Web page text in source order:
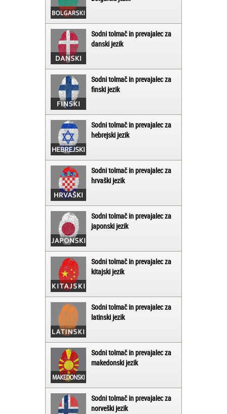
Sodni tolmač in prevajalec za
danski jezik
Sodni tolmač in prevajalec za
finski jezik
Sodni tolmač in prevajalec za
hebrejski jezik
Sodni tolmač in prevajalec za
hrvaški jezik
Sodni tolmač in prevajalec za
japonski jezik
Sodni tolmač in prevajalec za
kitajski jezik
Sodni tolmač in prevajalec za
latinski jezik
Sodni tolmač in prevajalec za
makedonski jezik
Sodni tolmač in prevajalec za
norveški jezik